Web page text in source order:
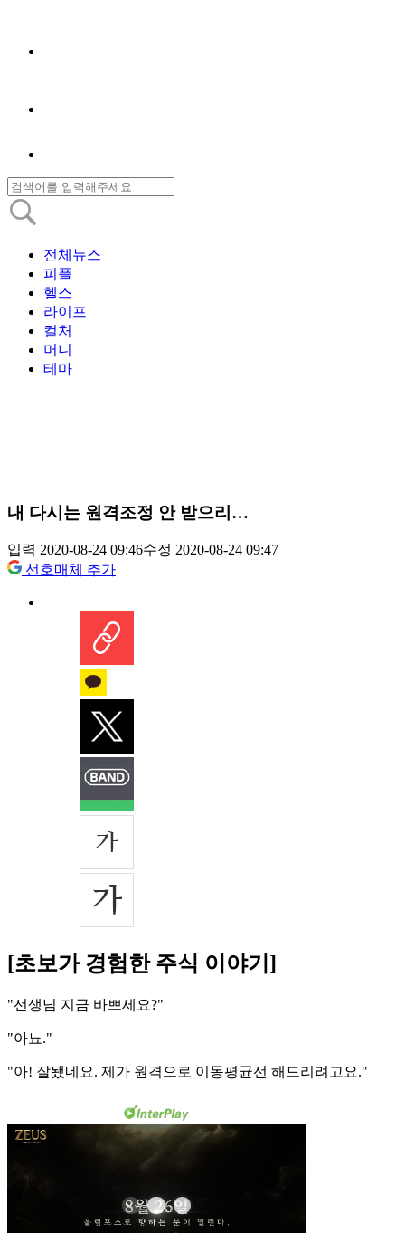
전체뉴스
피플
헬스
라이프
컬처
머니
테마
내 다시는 원격조정 안 받으리…
입력 2020-08-24 09:46수정 2020-08-24 09:47
선호매체 추가
[초보가 경험한 주식 이야기]
"선생님 지금 바쁘세요?"
"아뇨."
"아! 잘됐네요. 제가 원격으로 이동평균선 해드리려고요."